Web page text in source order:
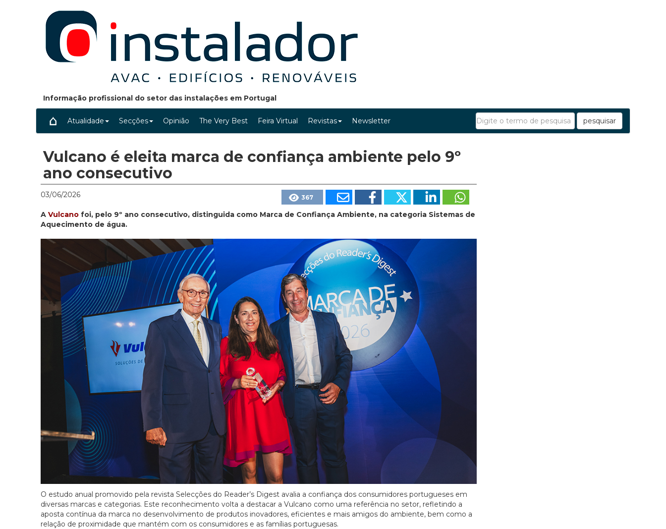
Informação profissional do setor das instalações em Portugal
Atualidade Secções Opinião The Very Best Feira Virtual Revistas Newsletter pesquisar
Vulcano é eleita marca de confiança ambiente pelo 9º
ano consecutivo
03/06/2026 367
A Vulcano foi, pelo 9º ano consecutivo, distinguida como Marca de Confiança Ambiente, na categoria Sistemas de
Aquecimento de água.
O estudo anual promovido pela revista Selecções do Reader’s Digest avalia a confiança dos consumidores portugueses em
diversas marcas e categorias. Este reconhecimento volta a destacar a Vulcano como uma referência no setor, refletindo a
aposta contínua da marca no desenvolvimento de produtos inovadores, eficientes e mais amigos do ambiente, bem como a
relação de proximidade que mantém com os consumidores e as famílias portuguesas.